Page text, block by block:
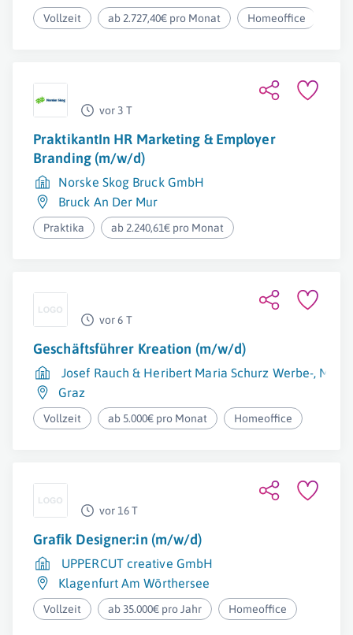
Vollzeit ab 2.727,40€ pro Monat Homeoffice
vor 3 T
PraktikantIn HR Marketing & Employer
Branding (m/w/d)
Norske Skog Bruck GmbH
Bruck An Der Mur
Praktika ab 2.240,61€ pro Monat
vor 6 T
Geschäftsführer Kreation (m/w/d)
Josef Rauch & Heribert Maria Schurz Werbe-,
Graz
Vollzeit ab 5.000€ pro Monat Homeoffice
vor 16 T
Graﬁk Designer:in (m/w/d)
UPPERCUT creative GmbH
Klagenfurt Am Wörthersee
Vollzeit ab 35.000€ pro Jahr Homeoffice